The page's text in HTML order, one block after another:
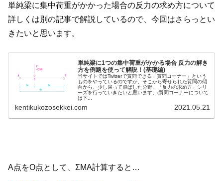
単純梁に集中荷重がかかった場合の反力の求め方について
詳しくは別の記事で解説しているので、今回はさらっとい
きたいと思います。
単純梁に1つの集中荷重がかかる場合 反力の解き
方を例題を使って解説！(基礎編)
当サイトではTwitterで質問できる「質問コーナー」という
ものをやっているのですが、そこから寄せられた質問の傾
向から、少し戻って飛ばした分野、「反力の求め方」シリ
ーズを行っていきたいと思います。(質問コーナーについて
は下...
kentikukozosekkei.com 2021.05.21
A点をO点として、ΣMA計算すると…